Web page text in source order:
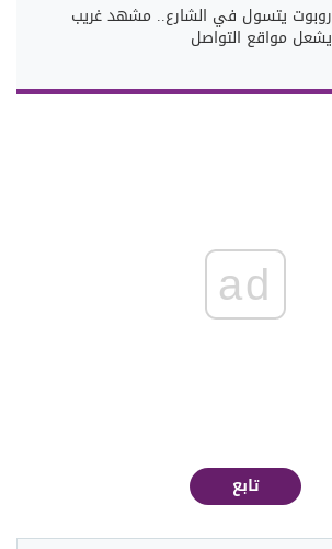
روبوت يتسول في الشارع.. مشهد غريب
يشعل مواقع التواصل
ad
تابع